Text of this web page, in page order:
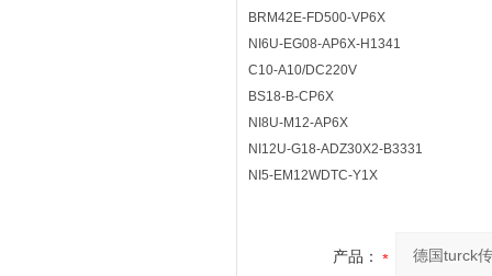
BRM42E-FD500-VP6X
NI6U-EG08-AP6X-H1341
C10-A10/DC220V
BS18-B-CP6X
NI8U-M12-AP6X
NI12U-G18-ADZ30X2-B3331
NI5-EM12WDTC-Y1X
产品：